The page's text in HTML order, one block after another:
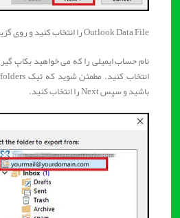
Outlook Data File را انتخاب کنید و روی گزینه Next کلیک کنید.
نام حساب ایمیلی را که می خواهید بکاپ گیری
باشید و سپس Next را انتخاب کنید.